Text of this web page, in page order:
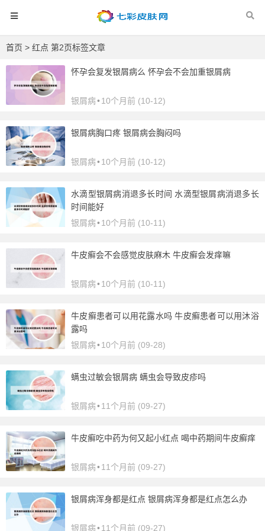
首页 > 红点 第2页标签文章
怀孕会复发银屑病么 怀孕会不会加重银屑病
银屑病•10个月前 (10-12)
银屑病胸口疼 银屑病会胸闷吗
银屑病•10个月前 (10-12)
水滴型银屑病消退多长时间 水滴型银屑病消退多长
时间能好
银屑病•10个月前 (10-11)
牛皮癣会不会感觉皮肤麻木 牛皮癣会发痒嘛
银屑病•10个月前 (10-11)
牛皮癣患者可以用花露水吗 牛皮癣患者可以用沐浴
露吗
银屑病•10个月前 (09-28)
螨虫过敏会银屑病 螨虫会导致皮疹吗
银屑病•11个月前 (09-27)
牛皮癣吃中药为何又起小红点 喝中药期间牛皮癣痒
银屑病•11个月前 (09-27)
银屑病浑身都是红点 银屑病浑身都是红点怎么办
银屑病•11个月前 (09-27)